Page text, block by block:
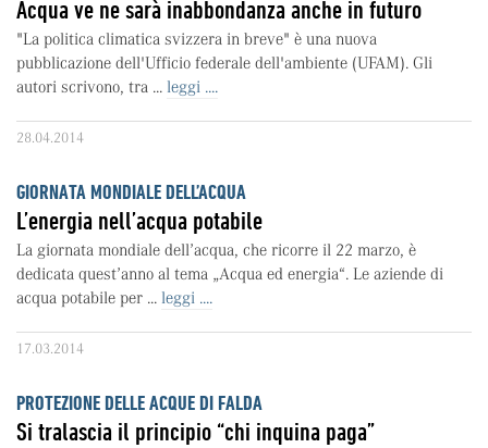
Acqua ve ne sarà inabbondanza anche in futuro
"La politica climatica svizzera in breve" è una nuova
pubblicazione dell'Ufficio federale dell'ambiente (UFAM). Gli
autori scrivono, tra ... leggi ....
28.04.2014
GIORNATA MONDIALE DELL’ACQUA
L’energia nell’acqua potabile
La giornata mondiale dell’acqua, che ricorre il 22 marzo, è
dedicata quest’anno al tema „Acqua ed energia“. Le aziende di
acqua potabile per ... leggi ....
17.03.2014
PROTEZIONE DELLE ACQUE DI FALDA
Si tralascia il principio “chi inquina paga”